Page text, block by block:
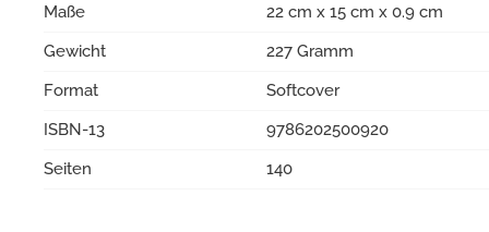
Maße
22 cm x 15 cm x 0.9 cm
Gewicht
227 Gramm
Format
Softcover
ISBN-13
9786202500920
Seiten
140